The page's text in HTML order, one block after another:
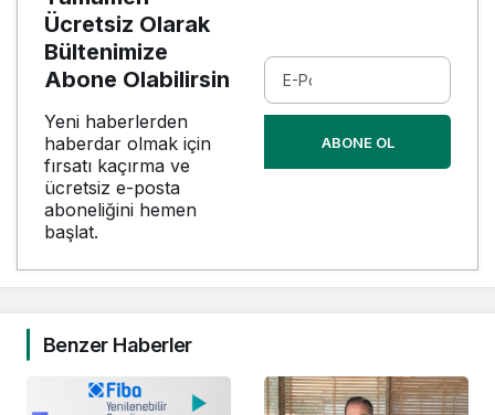
Ücretsiz Olarak
Bültenimize
Abone Olabilirsin
Yeni haberlerden
haberdar olmak için
fırsatı kaçırma ve
ücretsiz e-posta
aboneliğini hemen
başlat.
ABONE OL
Benzer Haberler